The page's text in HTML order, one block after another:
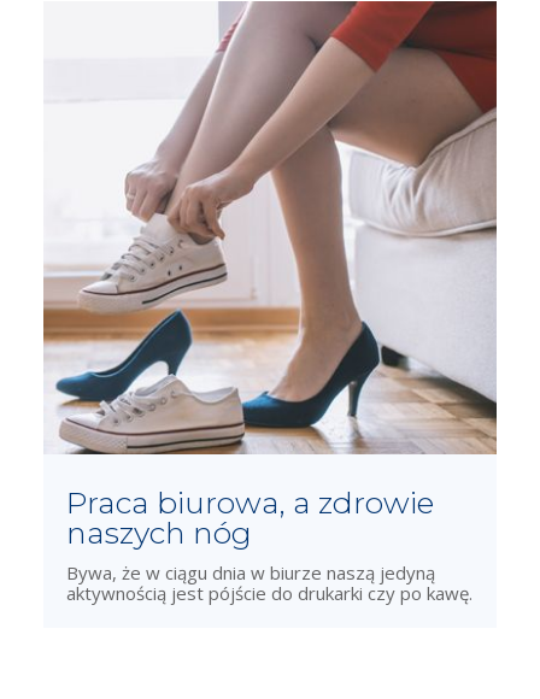
Praca biurowa, a zdrowie
naszych nóg
Bywa, że w ciągu dnia w biurze naszą jedyną
aktywnością jest pójście do drukarki czy po kawę.